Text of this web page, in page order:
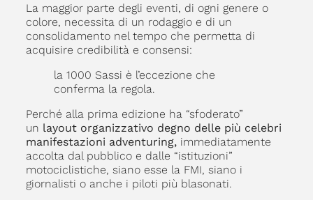
La maggior parte degli eventi, di ogni genere o
colore, necessita di un rodaggio e di un
consolidamento nel tempo che permetta di
acquisire credibilità e consensi:
la 1000 Sassi è l’eccezione che
conferma la regola.
Perché alla prima edizione ha “sfoderato”
un layout organizzativo degno delle più celebri
manifestazioni adventuring, immediatamente
accolta dal pubblico e dalle “istituzioni”
motociclistiche, siano esse la FMI, siano i
giornalisti o anche i piloti più blasonati.